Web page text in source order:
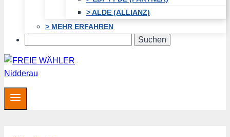
> ALDE (ALLIANZ)
> MEHR ERFAHREN